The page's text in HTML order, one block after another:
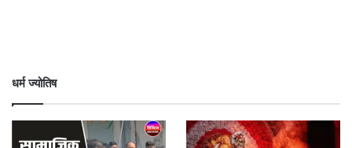
धर्म ज्योतिष